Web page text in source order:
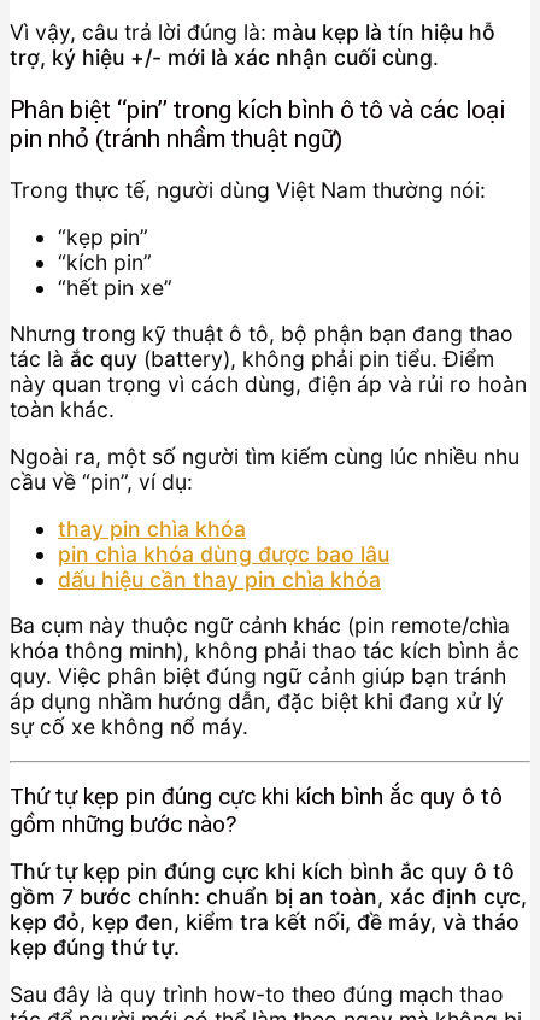
Vì vậy, câu trả lời đúng là: màu kẹp là tín hiệu hỗ
trợ, ký hiệu +/- mới là xác nhận cuối cùng.
Phân biệt “pin” trong kích bình ô tô và các loại
pin nhỏ (tránh nhầm thuật ngữ)
Trong thực tế, người dùng Việt Nam thường nói:
“kẹp pin”
“kích pin”
“hết pin xe”
Nhưng trong kỹ thuật ô tô, bộ phận bạn đang thao
tác là ắc quy (battery), không phải pin tiểu. Điểm
này quan trọng vì cách dùng, điện áp và rủi ro hoàn
toàn khác.
Ngoài ra, một số người tìm kiếm cùng lúc nhiều nhu
cầu về “pin”, ví dụ:
thay pin chìa khóa
pin chìa khóa dùng được bao lâu
dấu hiệu cần thay pin chìa khóa
Ba cụm này thuộc ngữ cảnh khác (pin remote/chìa
khóa thông minh), không phải thao tác kích bình ắc
quy. Việc phân biệt đúng ngữ cảnh giúp bạn tránh
áp dụng nhầm hướng dẫn, đặc biệt khi đang xử lý
sự cố xe không nổ máy.
Thứ tự kẹp pin đúng cực khi kích bình ắc quy ô tô
gồm những bước nào?
Thứ tự kẹp pin đúng cực khi kích bình ắc quy ô tô
gồm 7 bước chính: chuẩn bị an toàn, xác định cực,
kẹp đỏ, kẹp đen, kiểm tra kết nối, đề máy, và tháo
kẹp đúng thứ tự.
Sau đây là quy trình how-to theo đúng mạch thao